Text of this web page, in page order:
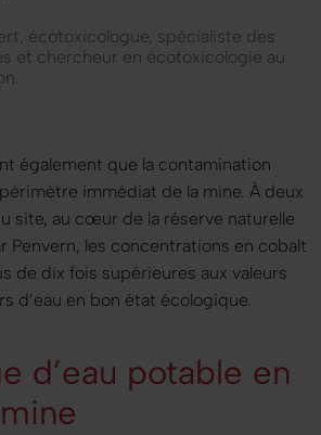
écotoxicologue, spécialiste des
et chercheur en écotoxicologie au
également que la contamination
immédiat de la mine. À deux
site, au cœur de la réserve naturelle
Penvern, les concentrations en cobalt
de dix fois supérieures aux valeurs
d’eau en bon état écologique.
d’eau potable en